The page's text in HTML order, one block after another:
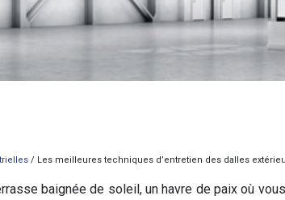
/ Les meilleures techniques d’entretien des dalles
baignée de soleil, un havre de paix où